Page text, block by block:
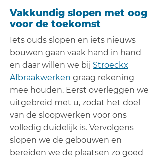
Vakkundig slopen met oog
voor de toekomst
Iets ouds slopen en iets nieuws
bouwen gaan vaak hand in hand
en daar willen we bij Stroeckx
Afbraakwerken graag rekening
mee houden. Eerst overleggen we
uitgebreid met u, zodat het doel
van de sloopwerken voor ons
volledig duidelijk is. Vervolgens
slopen we de gebouwen en
bereiden we de plaatsen zo goed